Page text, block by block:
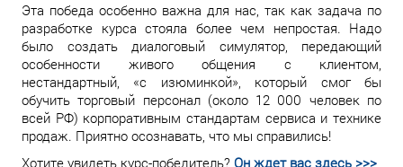
Эта победа особенно важна для нас, так как задача по
разработке курса стояла более чем непростая. Надо
было создать диалоговый симулятор, передающий
особенности живого общения с клиентом,
нестандартный, «с изюминкой», который смог бы
обучить торговый персонал (около 12 000 человек по
всей РФ) корпоративным стандартам сервиса и технике
продаж. Приятно осознавать, что мы справились!
Хотите увидеть курс-победитель? Он ждет вас здесь >>>